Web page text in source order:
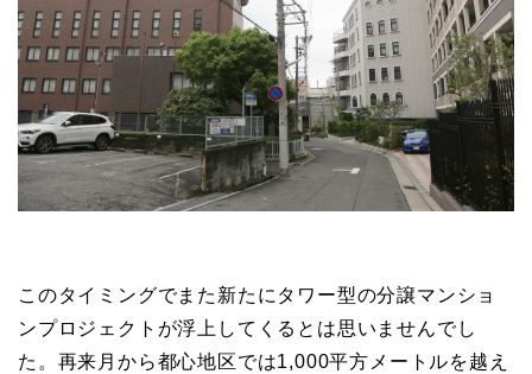
このタイミングでまた新たにタワー型の分譲マンショ
ンプロジェクトが浮上してくるとは思いませんでし
た。再来月から都心地区では1,000平方メートルを越え